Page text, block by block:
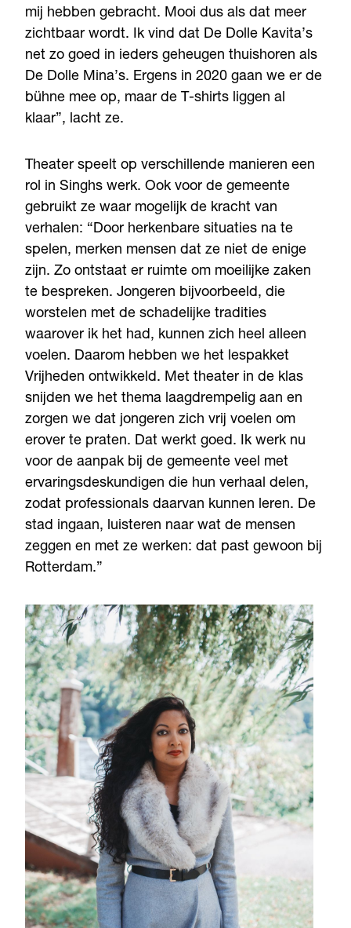
mij hebben gebracht. Mooi dus als dat meer
zichtbaar wordt. Ik vind dat De Dolle Kavita’s
net zo goed in ieders geheugen thuishoren als
De Dolle Mina’s. Ergens in 2020 gaan we er de
bühne mee op, maar de T-shirts liggen al
klaar”, lacht ze.
Theater speelt op verschillende manieren een
rol in Singhs werk. Ook voor de gemeente
gebruikt ze waar mogelijk de kracht van
verhalen: “Door herkenbare situaties na te
spelen, merken mensen dat ze niet de enige
zijn. Zo ontstaat er ruimte om moeilijke zaken
te bespreken. Jongeren bijvoorbeeld, die
worstelen met de schadelijke tradities
waarover ik het had, kunnen zich heel alleen
voelen. Daarom hebben we het lespakket
Vrijheden ontwikkeld. Met theater in de klas
snijden we het thema laagdrempelig aan en
zorgen we dat jongeren zich vrij voelen om
erover te praten. Dat werkt goed. Ik werk nu
voor de aanpak bij de gemeente veel met
ervaringsdeskundigen die hun verhaal delen,
zodat professionals daarvan kunnen leren. De
stad ingaan, luisteren naar wat de mensen
zeggen en met ze werken: dat past gewoon bij
Rotterdam.”